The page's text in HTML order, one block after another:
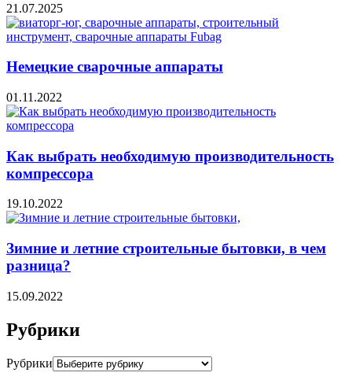
21.07.2025
Немецкие сварочные аппараты
01.11.2022
Как выбрать необходимую производительность
компрессора
19.10.2022
Зимние и летние строительные бытовки, в чем
разница?
15.09.2022
Рубрики
Рубрики